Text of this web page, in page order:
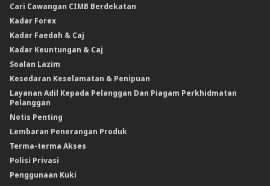
Cari Cawangan CIMB Berdekatan
Kadar Forex
Kadar Faedah & Caj
Kadar Keuntungan & Caj
Soalan Lazim
Kesedaran Keselamatan & Penipuan
Layanan Adil Kepada Pelanggan Dan Piagam Perkhidmatan
Pelanggan
Notis Penting
Lembaran Penerangan Produk
Terma-terma Akses
Polisi Privasi
Penggunaan Kuki